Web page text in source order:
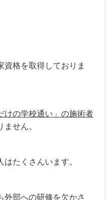
資格を取得しておりま
けの学校通い」の施術者
せん。
たくさんいます。
外部への研修を欠かさ